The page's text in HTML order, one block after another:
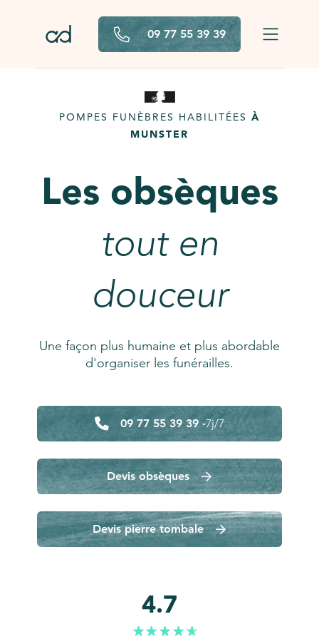
09 77 55 39 39
POMPES FUNÈBRES HABILITÉES À
MUNSTER
Les obsèques
tout en
douceur
Une façon plus humaine et plus abordable
d'organiser les funérailles.
09 77 55 39 39 -7j/7
Devis obsèques
Devis pierre tombale
4.7